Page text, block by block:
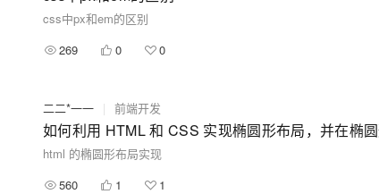
css中px和em的区别
269
0 0
二二*一一 | 前端开发
如何利用 HTML 和 CSS 实现椭圆形布局，并在椭
html 的椭圆形布局实现
560
1 1